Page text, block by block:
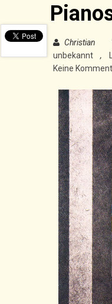
Christian
unbekannt ,
Keine